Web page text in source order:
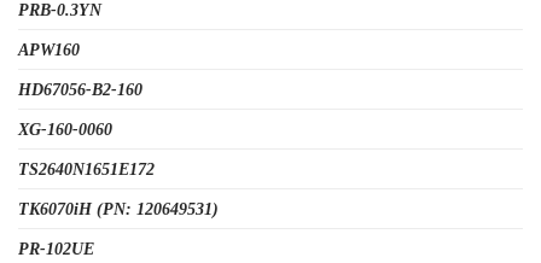
PRB-0.3YN
APW160
HD67056-B2-160
XG-160-0060
TS2640N1651E172
TK6070iH (PN: 120649531)
PR-102UE